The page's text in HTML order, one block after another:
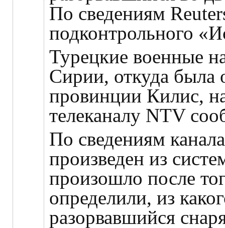
По сведениям
подконтрольного
Турецкие военные
Сирии, откуда была
провинции Килис,
телеканалу NTV
По сведениям
произведен из
произошло после
определили, из
разорвавшийся